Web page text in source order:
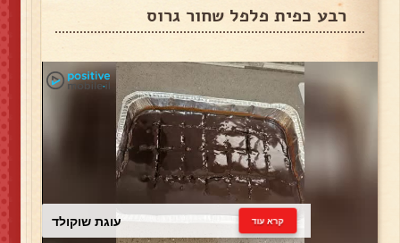
רבע כפית פלפל שחור גרוס
עוגת שוקולד קרא עוד